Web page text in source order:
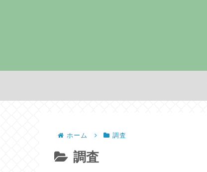
ホーム 調査
調査